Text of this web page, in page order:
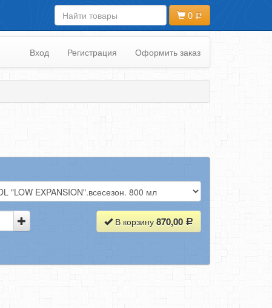
0
Вход Регистрация Оформить заказ
В корзину 870,00